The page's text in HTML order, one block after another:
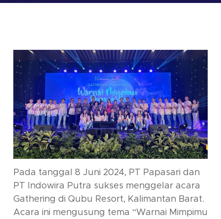
Pada tanggal 8 Juni 2024, PT Papasari dan
PT Indowira Putra sukses menggelar acara
Gathering di Qubu Resort, Kalimantan Barat.
Acara ini mengusung tema “Warnai Mimpimu